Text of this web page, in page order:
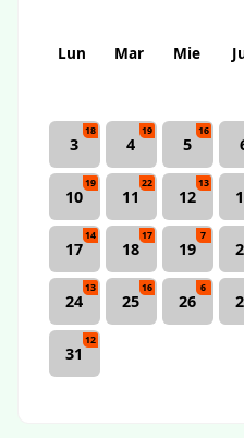
Lun Mar Mie
3
18
4
19
5
16
10
19
11
22
12
13
17
14
18
17
19
7
24
13
25
16
26
6
31
12